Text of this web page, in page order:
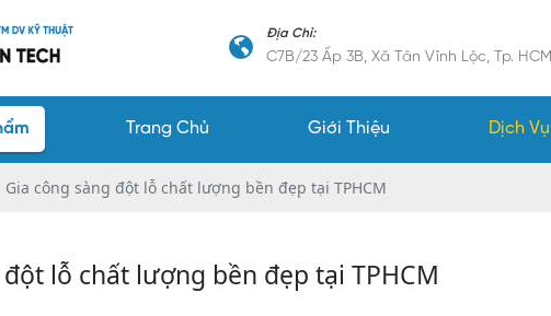
Địa Chỉ:
C7B/23 Ấp 3B, Xã Tân Vĩnh Lộc, Tp. HCM
Trang Chủ Giới Thiệu Dịch Vụ
Gia công sàng đột lỗ chất lượng bền đẹp tại TPHCM
lỗ chất lượng bền đẹp tại TPHCM